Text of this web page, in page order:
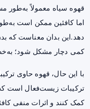
قهوه سیاه معمولاً به‌طور
اما کافئین ممکن است
دهد.این بدان معناست که
کمی دچار مشکل شود؛
با این حال، قهوه حاوی
ترکیبات زیست‌فعال است که
کمک کنند و اثرات منفی